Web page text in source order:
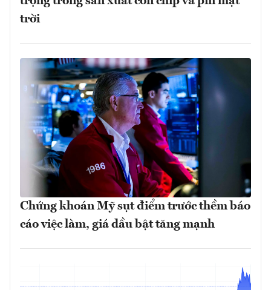
trời
Chứng khoán Mỹ sụt điểm trước thềm báo
cáo việc làm, giá dầu bật tăng mạnh